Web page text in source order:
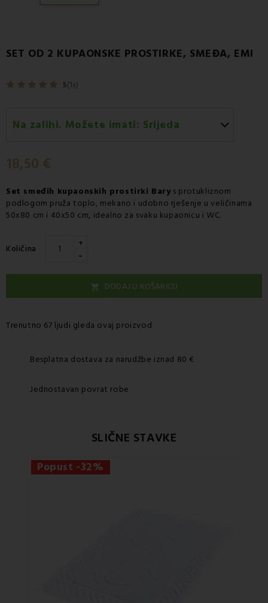
SET OD 2 KUPAONSKE PROSTIRKE, SMEĐA, EMI
5(1x)
Na zalihi. Možete imati: Srijeda
18,50 €
Set smeđih kupaonskih prostirki Barys protukliznom
podlogom pruža toplo, mekano i udobno rješenje u veličinama
50x80 cm i 40x50 cm, idealno za svaku kupaonicu i WC.
Količina +
-
 DODAJ U KOŠARICU
Trenutno 67 ljudi gleda ovaj proizvod
Besplatna dostava za narudžbe iznad 80 €
Jednostavan povrat robe
SLIČNE STAVKE
Popust -32%